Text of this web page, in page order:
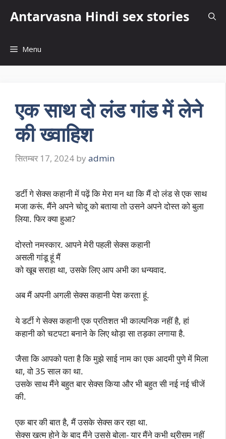
Antarvasna Hindi sex stories
Menu
एक साथ दो लंड गांड में लेने
की ख्वाहिश
सितम्बर 17, 2024 by admin
डर्टी गे सेक्स कहानी में पढ़ें कि मेरा मन था कि मैं दो लंड से एक साथ
मजा करूं. मैंने अपने चोदू को बताया तो उसने अपने दोस्त को बुला
लिया. फिर क्या हुआ?
दोस्तो नमस्कार. आपने मेरी पहली सेक्स कहानी
असली गांडू हूं मैं
को खूब सराहा था, उसके लिए आप अभी का धन्यवाद.
अब मैं अपनी अगली सेक्स कहानी पेश करता हूं.
ये डर्टी गे सेक्स कहानी एक प्रतिशत भी काल्पनिक नहीं है, हां
कहानी को चटपटा बनाने के लिए थोड़ा सा तड़का लगाया है.
जैसा कि आपको पता है कि मुझे साई नाम का एक आदमी पुणे में मिला
था, वो 35 साल का था.
उसके साथ मैंने बहुत बार सेक्स किया और भी बहुत सी नई नई चीजें
की.
एक बार की बात है, मैं उसके सेक्स कर रहा था.
सेक्स खत्म होने के बाद मैंने उससे बोला- यार मैंने कभी थ्रीसम नहीं